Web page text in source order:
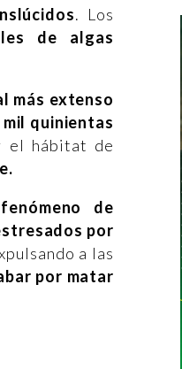
. Los
de algas
más extenso
quinientas
el hábitat de
fenómeno de
por
a las
por matar